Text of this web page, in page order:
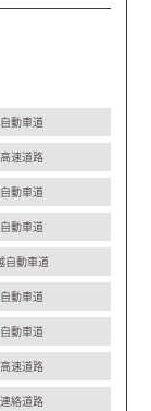
動車道
速道路
動車道
動車道
自動車道
動車道
動車道
速道路
絡道路